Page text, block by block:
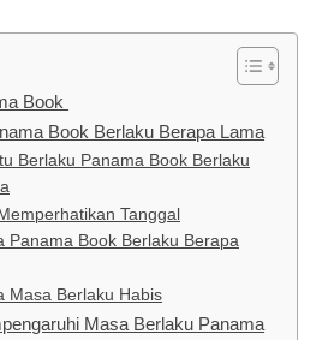
Book
Book Berlaku Berapa Lama
Berlaku Panama Book Berlaku
Tanggal
Panama Book Berlaku Berapa
Masa Berlaku Habis
Masa Berlaku Panama